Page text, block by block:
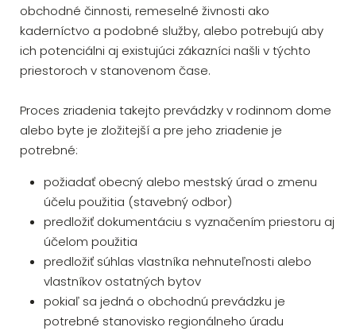
obchodné činnosti, remeselné živnosti ako
kaderníctvo a podobné služby, alebo potrebujú aby
ich potenciálni aj existujúci zákazníci našli v týchto
priestoroch v stanovenom čase.
Proces zriadenia takejto prevádzky v rodinnom dome
alebo byte je zložitejší a pre jeho zriadenie je
potrebné:
požiadať obecný alebo mestský úrad o zmenu
účelu použitia (stavebný odbor)
predložiť dokumentáciu s vyznačením priestoru aj
účelom použitia
predložiť súhlas vlastníka nehnuteľnosti alebo
vlastníkov ostatných bytov
pokiaľ sa jedná o obchodnú prevádzku je
potrebné stanovisko regionálneho úradu